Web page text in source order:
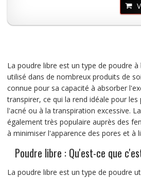
La poudre libre est un type de poudre
utilisé dans de nombreux produits de
connue pour sa capacité à absorber
transpirer, ce qui la rend idéale pour
l'acné ou à la transpiration excessive.
également très populaire auprès des
à minimiser l'apparence des pores et à
Poudre libre : Qu'est-ce que
La poudre libre est un type de poudre